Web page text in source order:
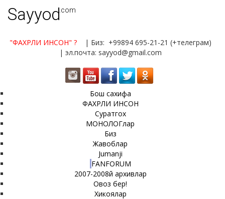
Sayyod.com
"ФАХРЛИ ИНСОН" ?
| Биз: +99894 695-21-21 (+телеграм)
| эл.почта: sayyod@gmail.com
Бош сахифа
ФАХРЛИ ИНСОН
Суратгох
МОНОЛОГлар
Биз
Жавоблар
Jumanji
FANFORUM
2007-2008й архивлар
Овоз бер!
Хикоялар